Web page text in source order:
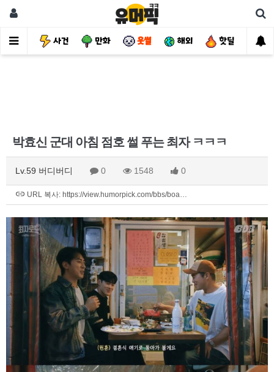
유머 사건 만화 웃썰 해외 핫딜 자
박효신 군대 아침 점호 썰 푸는 최자 ㅋㅋㅋ
Lv.59 버디버디 0 1548 0
URL 복사: https://view.humorpick.com/bbs/boa…